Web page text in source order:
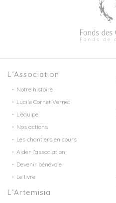
L’Association
Notre histoire
Lucile Cornet Vernet
L’équipe
Nos actions
Les chantiers en cours
Aider l’association
Devenir bénévole
Le livre
L’Artemisia